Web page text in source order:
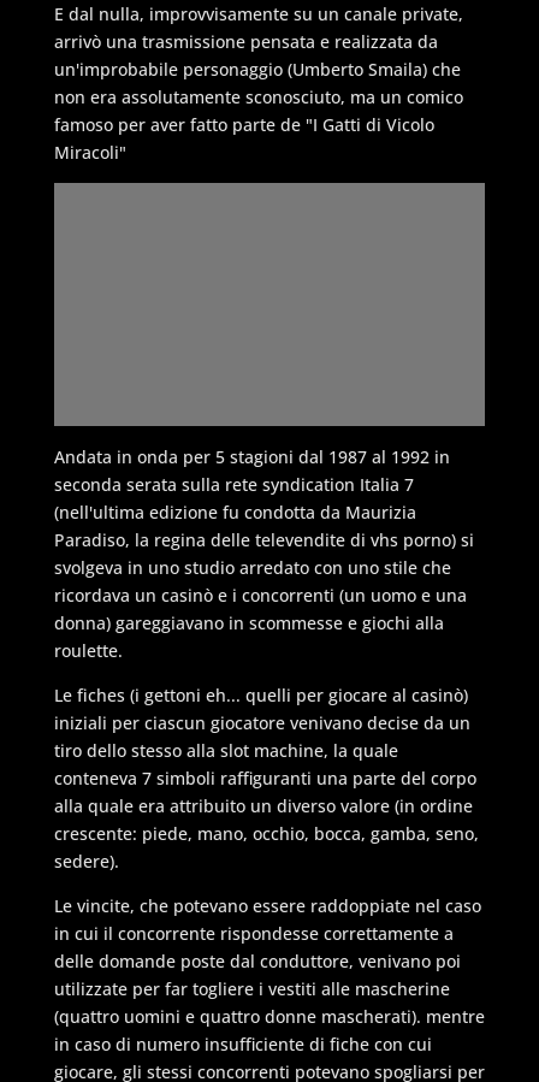
E dal nulla, improvvisamente su un canale private,
arrivò una trasmissione pensata e realizzata da
un'improbabile personaggio (Umberto Smaila) che
non era assolutamente sconosciuto, ma un comico
famoso per aver fatto parte de "I Gatti di Vicolo
Miracoli"
Andata in onda per 5 stagioni dal 1987 al 1992 in
seconda serata sulla rete syndication Italia 7
(nell'ultima edizione fu condotta da Maurizia
Paradiso, la regina delle televendite di vhs porno) si
svolgeva in uno studio arredato con uno stile che
ricordava un casinò e i concorrenti (un uomo e una
donna) gareggiavano in scommesse e giochi alla
roulette.
Le fiches (i gettoni eh... quelli per giocare al casinò)
iniziali per ciascun giocatore venivano decise da un
tiro dello stesso alla slot machine, la quale
conteneva 7 simboli raffiguranti una parte del corpo
alla quale era attribuito un diverso valore (in ordine
crescente: piede, mano, occhio, bocca, gamba, seno,
sedere).
Le vincite, che potevano essere raddoppiate nel caso
in cui il concorrente rispondesse correttamente a
delle domande poste dal conduttore, venivano poi
utilizzate per far togliere i vestiti alle mascherine
(quattro uomini e quattro donne mascherati). mentre
in caso di numero insufficiente di fiche con cui
giocare, gli stessi concorrenti potevano spogliarsi per